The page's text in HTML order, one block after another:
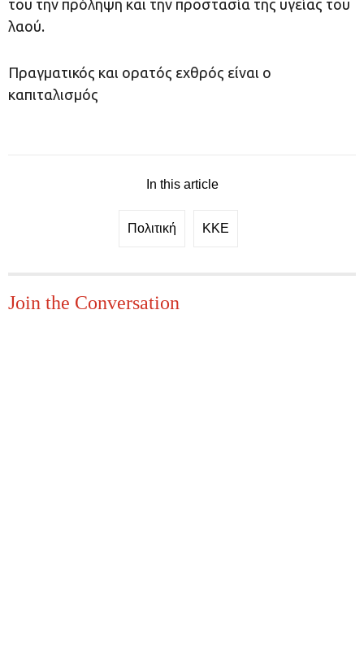
του την πρόληψη και την προστασία της υγείας του
λαού.
Πραγματικός και ορατός εχθρός είναι ο
καπιταλισμός
In this article
Πολιτική ΚΚΕ
Join the Conversation